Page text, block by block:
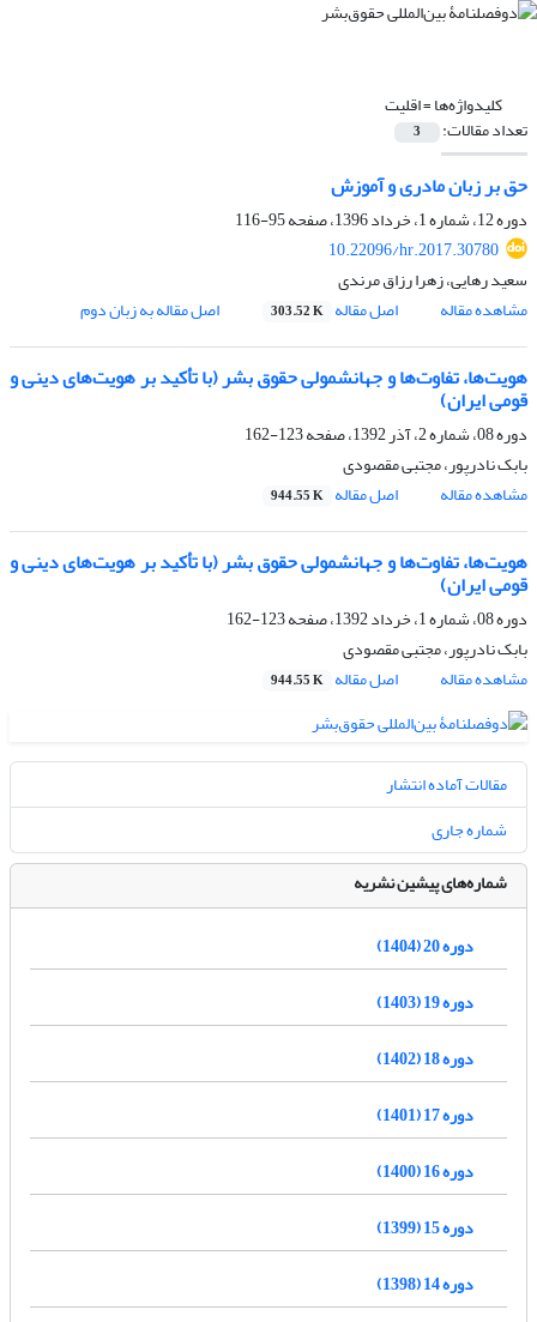
کلیدواژه‌ها =اقلیت
تعداد مقالات: 3
حق بر زبان مادری و آموزش
دوره 12، شماره 1، خرداد 1396، صفحه
95-116
10.22096/hr.2017.30780
سعید رهایی، زهرا رزاق مرندی
مشاهده مقاله
اصل مقاله 303.52 K اصل مقاله به زبان دوم
هویت‌ها، تفاوت‌ها و جهانشمولی حقوق بشر (با تأکید بر هویت‌های دینی و
قومی ایران)
دوره 08، شماره 2، آذر 1392، صفحه
123-162
بابک نادرپور، مجتبی مقصودی
مشاهده مقاله
اصل مقاله 944.55 K
هویت‌ها، تفاوت‌ها و جهانشمولی حقوق بشر (با تأکید بر هویت‌های دینی و
قومی ایران)
دوره 08، شماره 1، خرداد 1392، صفحه
123-162
بابک نادرپور، مجتبی مقصودی
مشاهده مقاله
اصل مقاله 944.55 K
مقالات آماده انتشار
شماره جاری
شماره‌های پیشین نشریه
دوره 20 (1404)
دوره 19 (1403)
دوره 18 (1402)
دوره 17 (1401)
دوره 16 (1400)
دوره 15 (1399)
دوره 14 (1398)